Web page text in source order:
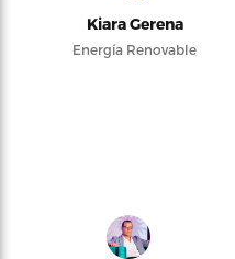
Kiara Gerena
Energía Renovable